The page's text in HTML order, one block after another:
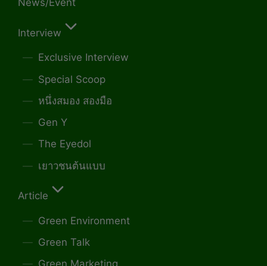
News/Event
Interview
Exclusive Interview
Special Scoop
หนึ่งสมอง สองมือ
Gen Y
The Eyedol
เยาวชนต้นแบบ
Article
Green Environment
Green Talk